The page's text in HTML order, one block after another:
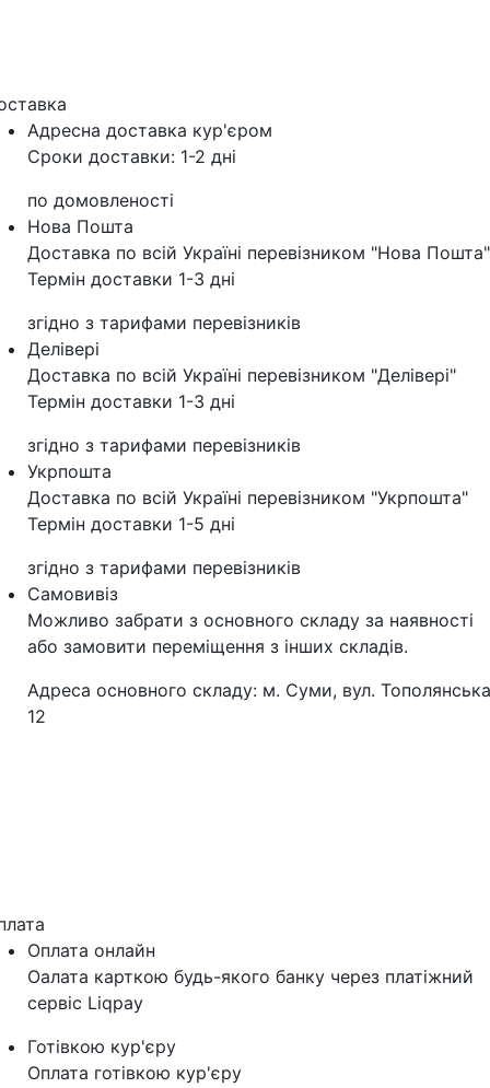
Адресна доставка кур'‎єром
Сроки доставки: 1-2 дні
по домовленості
Нова Пошта
Доставка по всій Україні перевізником "Нова Пошта"
Термін доставки 1-3 дні
згідно з тарифами перевізників
Делівері
Доставка по всій Україні перевізником "Делівері"
Термін доставки 1-3 дні
згідно з тарифами перевізників
Укрпошта
Доставка по всій Україні перевізником "Укрпошта"
Термін доставки 1-5 дні
згідно з тарифами перевізників
Самовивіз
Можливо забрати з основного складу за наявності
або замовити переміщення з інших складів.
Адреса основного складу: м. Суми, вул.
12
Оплата онлайн
Оалата карткою будь-якого банку через платіжний
сервіс Liqpay
Готівкою кур'єру
Оплата готівкою кур'єру